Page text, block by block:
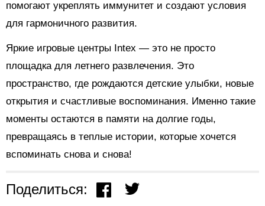
помогают укреплять иммунитет и создают условия
для гармоничного развития.
Яркие игровые центры Intex — это не просто
площадка для летнего развлечения. Это
пространство, где рождаются детские улыбки, новые
открытия и счастливые воспоминания. Именно такие
моменты остаются в памяти на долгие годы,
превращаясь в теплые истории, которые хочется
вспоминать снова и снова!
Поделиться: